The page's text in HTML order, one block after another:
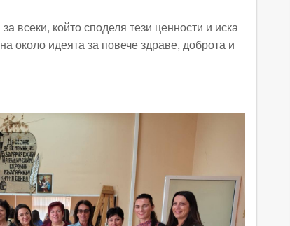
всеки, който споделя тези ценности и иска
около идеята за повече здраве, доброта и